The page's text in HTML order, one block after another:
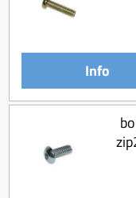
Info